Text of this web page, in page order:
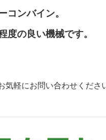
コンバイン。
度の良い機械です。
軽にお問い合わせくださ